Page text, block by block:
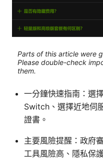
Parts of this article were
Please double-check
them.
一分鐘快速指南：選
Switch、選擇近地伺
證書。
主要風險提醒：政府
工具風險高、隱私保